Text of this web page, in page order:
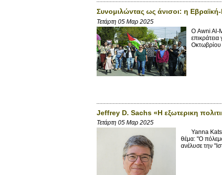
Συνομιλώντας ως άνισοι: η
Τετάρτη 05 Μαρ 2025
Ο Awni Al-
Οκτωβρίου
Jeffrey D. Sachs «Η εξωτερικη
Τετάρτη 05 Μαρ 2025
Yanna
θέμα: "Ο
ανέλυσε την